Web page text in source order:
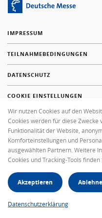
IMPRESSUM
TEILNAHMEBEDINGUNGEN
DATENSCHUTZ
COOKIE EINSTELLUNGEN
FAQ
+49 511 89-37000
E-MAIL SENDEN
ZUR INFA WEBSITE
Wir nutzen Cookies auf den
Cookies werden für diese
Funktionalität der Website,
Komforteinstellungen und
ausgewählten Partnern. Weitere
Cookies und Tracking-Tools
Akzeptieren
Datenschutzerklärung